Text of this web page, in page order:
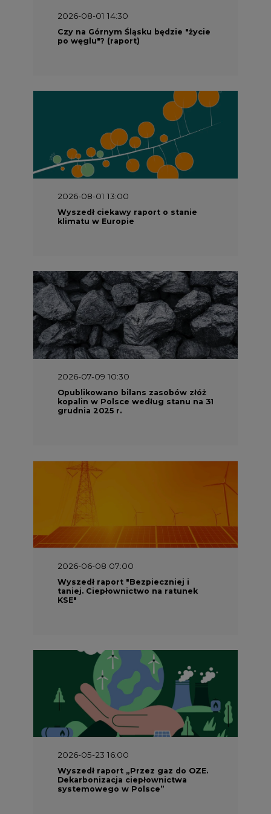
2026-08-01 14:30
Czy na Górnym Śląsku będzie "życie
po węglu"? (raport)
2026-08-01 13:00
Wyszedł ciekawy raport o stanie
klimatu w Europie
2026-07-09 10:30
Opublikowano bilans zasobów złóż
kopalin w Polsce według stanu na 31
grudnia 2025 r.
2026-06-08 07:00
Wyszedł raport "Bezpieczniej i
taniej. Ciepłownictwo na ratunek
KSE"
2026-05-23 16:00
Wyszedł raport „Przez gaz do OZE.
Dekarbonizacja ciepłownictwa
systemowego w Polsce”